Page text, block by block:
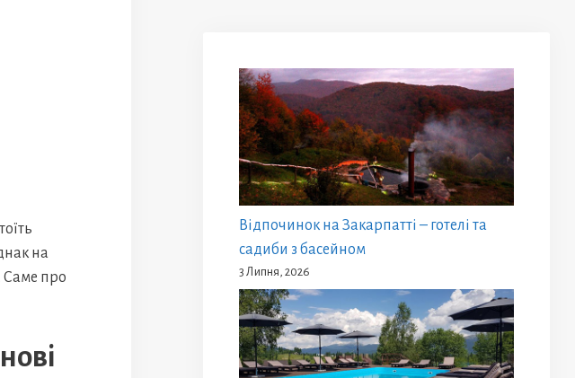
на
Саме про
Відпочинок на Закарпатті – готелі та
садиби з басейном
3 Липня, 2026